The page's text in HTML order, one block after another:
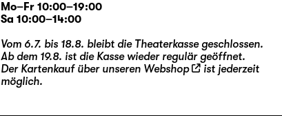
Mo–Fr 10:00–19:00
Sa 10:00–14:00
Vom 6.7. bis 18.8. bleibt die Theaterkasse geschlossen.
Ab dem 19.8. ist die Kasse wieder regulär geöffnet.
Der Kartenkauf über unseren Webshop
ist jederzeit
möglich.